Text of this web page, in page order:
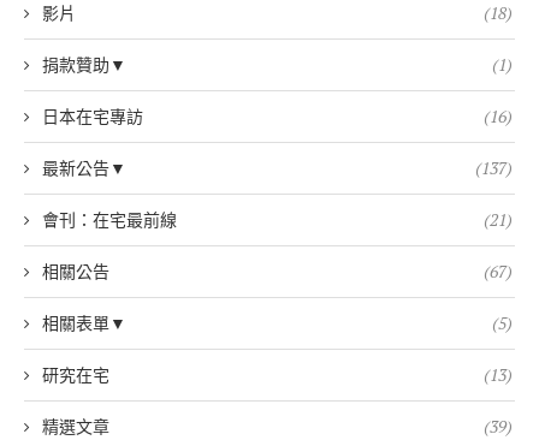
影片 (18)
捐款贊助▼ (1)
日本在宅專訪 (16)
最新公告▼ (137)
會刊：在宅最前線 (21)
相關公告 (67)
相關表單▼ (5)
研究在宅 (13)
精選文章 (39)